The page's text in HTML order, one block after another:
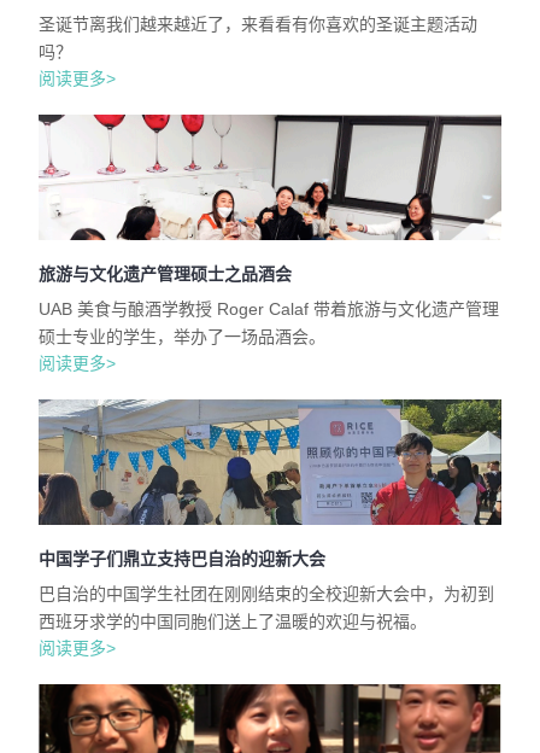
圣诞节离我们越来越近了，来看看有你喜欢的圣诞主题活动
吗？
阅读更多>
旅游与文化遗产管理硕士之品酒会
UAB 美食与酿酒学教授 Roger Calaf 带着旅游与文化遗产管理
硕士专业的学生，举办了一场品酒会。
阅读更多>
中国学子们鼎立支持巴自治的迎新大会
巴自治的中国学生社团在刚刚结束的全校迎新大会中，为初到
西班牙求学的中国同胞们送上了温暖的欢迎与祝福。
阅读更多>